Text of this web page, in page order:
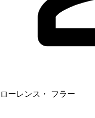
ローレンス・ フラー